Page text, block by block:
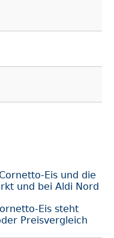
Eis und die
und bei Aldi Nord
Eis steht
Preisvergleich